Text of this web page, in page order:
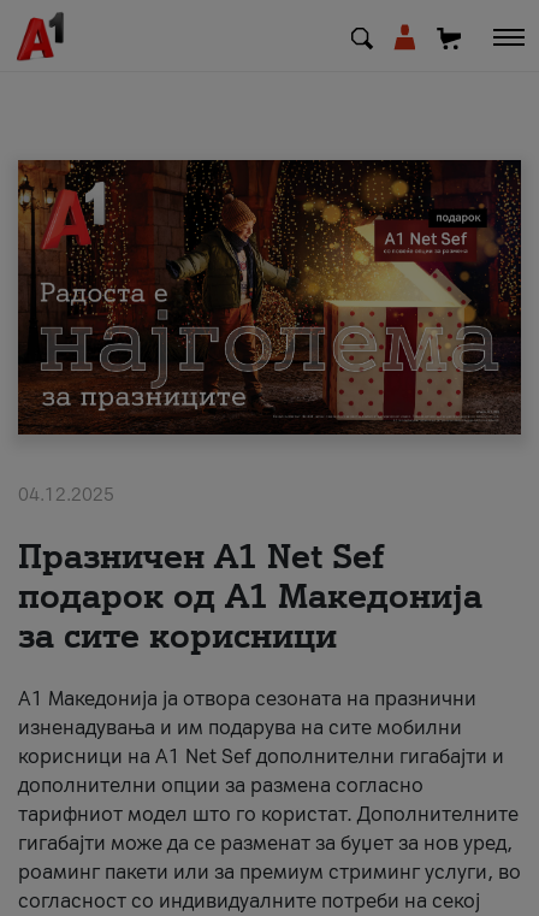
МК EN SQ
Приватни Деловни
Поддршка
Надополни кредит
За нас
#ПодобарОнлајн
04.12.2025
Празничен A1 Net Sеf
подарок од А1 Македонија
за сите корисници
А1 Македонија ја отвора сезоната на празнични
изненадувања и им подарува на сите мобилни
корисници на A1 Net Sef дополнителни гигабајти и
дополнителни опции за размена согласно
тарифниот модел што го користат. Дополнителните
гигабајти може да се разменат за буџет за нов уред,
роаминг пакети или за премиум стриминг услуги, во
согласност со индивидуалните потреби на секој